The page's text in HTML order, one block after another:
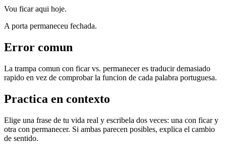
Vou ficar aqui hoje.
A porta permaneceu fechada.
Error comun
La trampa comun con ficar vs. permanecer es traducir demasiado
rapido en vez de comprobar la funcion de cada palabra portuguesa.
Practica en contexto
Elige una frase de tu vida real y escribela dos veces: una con ficar y
otra con permanecer. Si ambas parecen posibles, explica el cambio
de sentido.